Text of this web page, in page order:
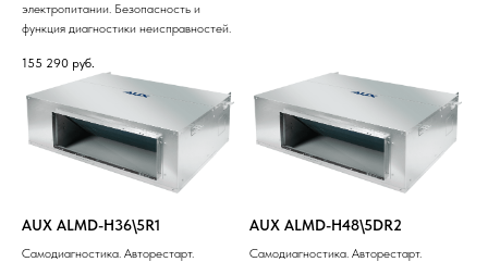
электропитании. Безопасность и
функция диагностики неисправностей.
155 290 руб.
AUX ALMD-H36\5R1
Самодиагностика. Авторестарт.
AUX ALMD-H48\5DR2
Самодиагностика. Авторестарт.